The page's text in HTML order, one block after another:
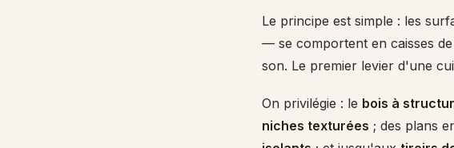
Le principe est simple : les
— se comportent en caisses
son. Le premier levier d'une
On privilégie : le bois à
niches texturées ; des plans